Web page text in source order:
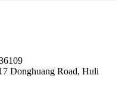
Donghuang Road, Huli